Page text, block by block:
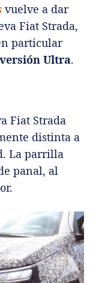
vuelve a dar
Fiat Strada,
particular
versión Ultra.
Fiat Strada
distinta a
La parrilla
panal, al